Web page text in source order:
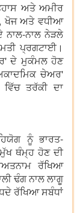
ਅਤੇ ਅਮੀਰ
ਖੋਜ ਅਤੇ ਵਧੀਆ
ਨਾਲ-ਨਾਲ ਨੇੜਲੇ
ਪ੍ਰਗਟਾਈ।
ਦੇ ਮੁਕੰਮਲ ਹੋਣ
ਚੇਅਰ'
ਤਰੱਕੀ ਦਾ
ਨੂੰ ਭਾਰਤ-
ਥੰਮ੍ਹ ਹੋਣ ਦੀ
ਰੱਖਿਆ
ਢੰਗ ਨਾਲ ਲਾਗੂ
ਰੱਖਿਆ ਸਬੰਧਾਂ